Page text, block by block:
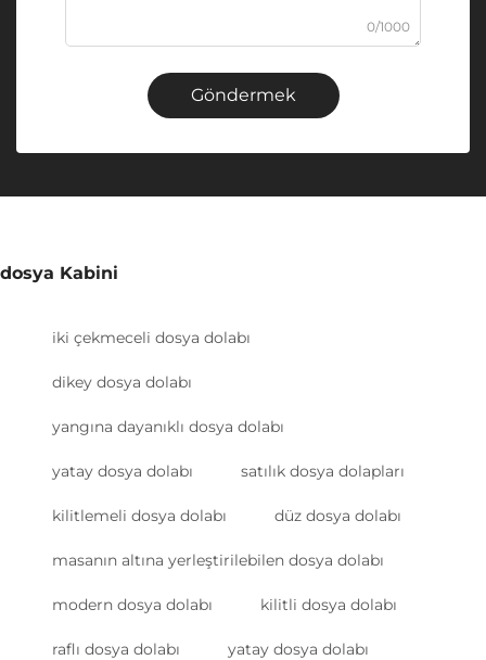
0/1000
Göndermek
dosya Kabini
iki çekmeceli dosya dolabı
dikey dosya dolabı
yangına dayanıklı dosya dolabı
yatay dosya dolabı satılık dosya dolapları
kilitlemeli dosya dolabı düz dosya dolabı
masanın altına yerleştirilebilen dosya dolabı
modern dosya dolabı kilitli dosya dolabı
raflı dosya dolabı yatay dosya dolabı